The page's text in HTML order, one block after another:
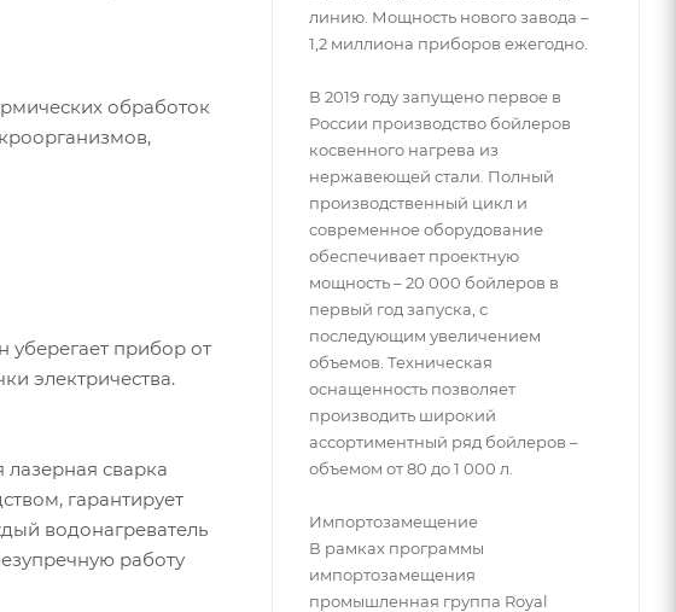
обработок
уберегает прибор от
электричества.
сварка
гарантирует
водонагреватель
работу
линию. Мощность нового завода –
1,2 миллиона приборов ежегодно.
В 2019 году запущено первое в
России производство бойлеров
косвенного нагрева из
нержавеющей стали. Полный
производственный цикл и
современное оборудование
обеспечивает проектную
мощность – 20 000 бойлеров в
первый год запуска, с
последующим увеличением
объемов. Техническая
оснащенность позволяет
производить широкий
ассортиментный ряд бойлеров –
объемом от 80 до 1 000 л.
Импортозамещение
В рамках программы
импортозамещения
промышленная группа Royal